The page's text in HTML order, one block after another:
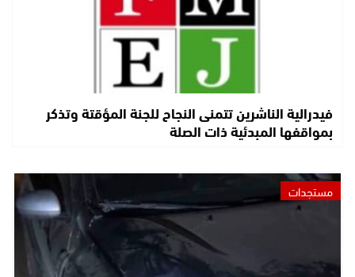
فيدرالية الناشرين تتمنى النجاح للجنة المؤقتة وتذكر
بمواقفها المبدئية ذات الصلة
مستجدات